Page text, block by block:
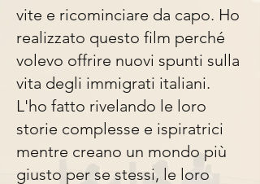
vite e ricominciare da capo. Ho
realizzato questo film perché
volevo offrire nuovi spunti sulla
vita degli immigrati italiani.
L'ho fatto rivelando le loro
storie complesse e ispiratrici
mentre creano un mondo più
giusto per se stessi, le loro